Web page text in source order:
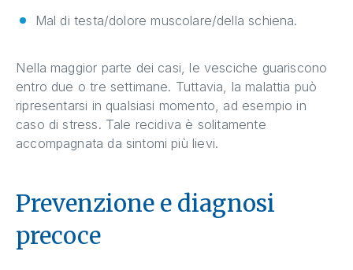
Mal di testa/dolore muscolare/della schiena.
Nella maggior parte dei casi, le vesciche guariscono
entro due o tre settimane. Tuttavia, la malattia può
ripresentarsi in qualsiasi momento, ad esempio in
caso di stress. Tale recidiva è solitamente
accompagnata da sintomi più lievi.
Prevenzione e diagnosi
precoce